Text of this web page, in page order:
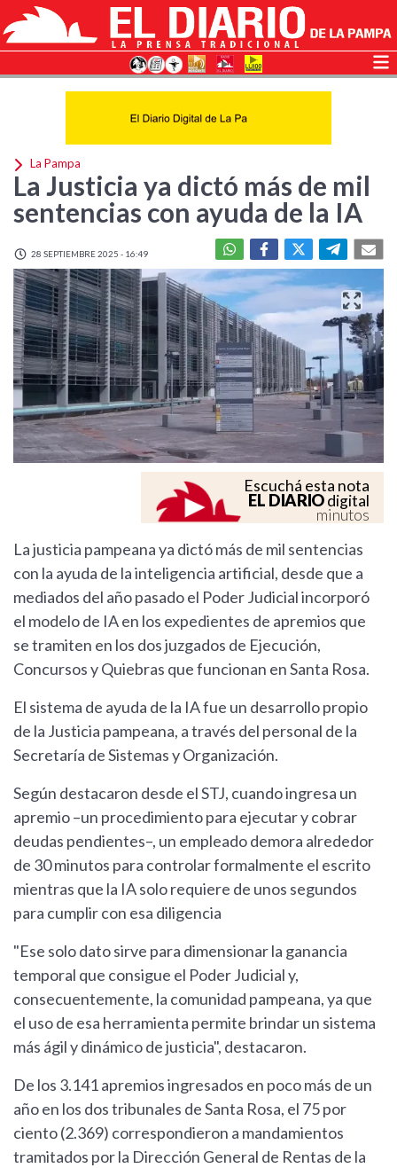
La Pampa
La Justicia ya dictó más de mil
sentencias con ayuda de la IA
28 SEPTIEMBRE 2025 - 16:49
Escuchá esta nota
EL DIARIOdigital
minutos
La justicia pampeana ya dictó más de mil sentencias
con la ayuda de la inteligencia artificial, desde que a
mediados del año pasado el Poder Judicial incorporó
el modelo de IA en los expedientes de apremios que
se tramiten en los dos juzgados de Ejecución,
Concursos y Quiebras que funcionan en Santa Rosa.
El sistema de ayuda de la IA fue un desarrollo propio
de la Justicia pampeana, a través del personal de la
Secretaría de Sistemas y Organización.
Según destacaron desde el STJ, cuando ingresa un
apremio –un procedimiento para ejecutar y cobrar
deudas pendientes–, un empleado demora alrededor
de 30 minutos para controlar formalmente el escrito
mientras que la IA solo requiere de unos segundos
para cumplir con esa diligencia
"Ese solo dato sirve para dimensionar la ganancia
temporal que consigue el Poder Judicial y,
consecuentemente, la comunidad pampeana, ya que
el uso de esa herramienta permite brindar un sistema
más ágil y dinámico de justicia", destacaron.
De los 3.141 apremios ingresados en poco más de un
año en los dos tribunales de Santa Rosa, el 75 por
ciento (2.369) correspondieron a mandamientos
tramitados por la Dirección General de Rentas de la